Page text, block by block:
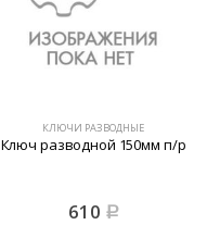
КЛЮЧИ РАЗВОДНЫЕ
Ключ разводной 150мм п/р
610 Р